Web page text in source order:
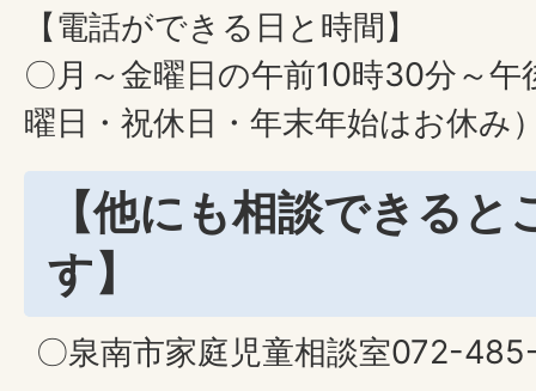
【電話ができる日と時間】
〇月～金曜日の午前10時30分～
曜日・祝休日・年末年始はお休み
【他にも相談できる
す】
〇泉南市家庭児童相談室072-